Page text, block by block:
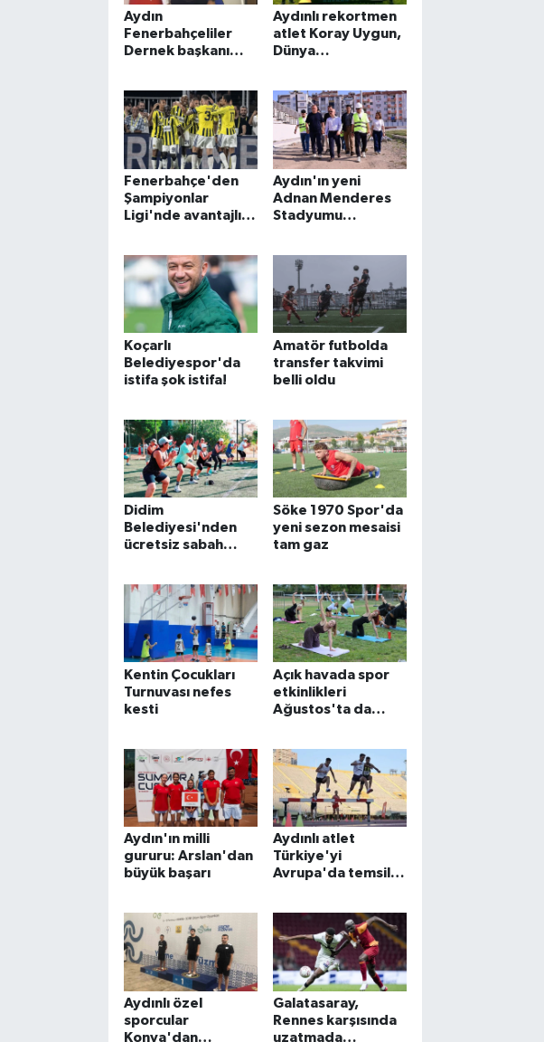
Aydın
Fenerbahçeliler
Dernek başkanı
Aydınlı rekortmen
atlet Koray Uygun,
Dünya
Fenerbahçe'den
Şampiyonlar
Ligi'nde avantajlı
Aydın'ın yeni
Adnan Menderes
Stadyumu
Koçarlı
Belediyespor'da
istifa şok istifa!
Amatör futbolda
transfer takvimi
belli oldu
Didim
Belediyesi'nden
ücretsiz sabah
Söke 1970 Spor'da
yeni sezon mesaisi
tam gaz
Kentin Çocukları
Turnuvası nefes
kesti
Açık havada spor
etkinlikleri
Ağustos'ta da
Aydın'ın milli
gururu: Arslan'dan
büyük başarı
Aydınlı atlet
Türkiye'yi
Avrupa'da temsil
Aydınlı özel
sporcular
Konya'dan
Galatasaray,
Rennes karşısında
uzatmada